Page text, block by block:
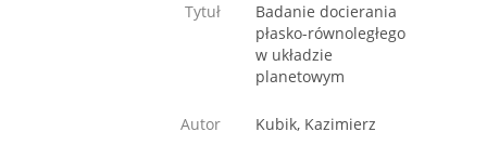
Tytuł
Badanie docierania
płasko-równoległego
w układzie
planetowym
Autor Kubik, Kazimierz